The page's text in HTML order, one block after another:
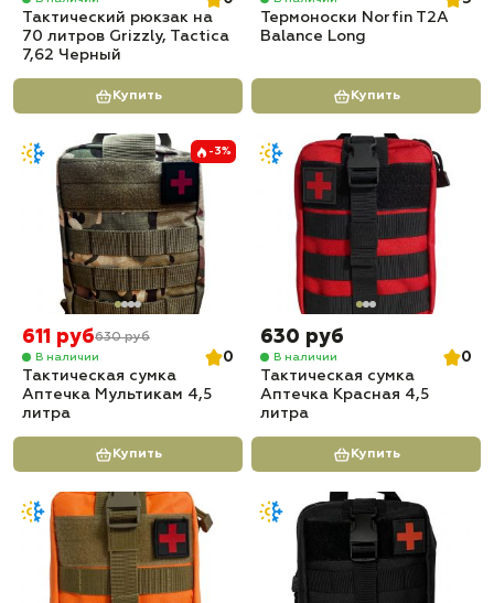
Тактический рюкзак на
70 литров Grizzly, Tactica
7,62 Черный
Купить
Термоноски Norfin T2A
Balance Long
Купить
-3%
611 руб630 руб
В наличии
0
Тактическая сумка
Аптечка Мультикам 4,5
литра
Купить
630 руб
В наличии
0
Тактическая сумка
Аптечка Красная 4,5
литра
Купить